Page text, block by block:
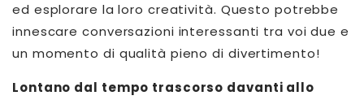
ed esplorare la loro creatività. Questo potrebbe
innescare conversazioni interessanti tra voi due e
un momento di qualità pieno di divertimento!
Lontano dal tempo trascorso davanti allo